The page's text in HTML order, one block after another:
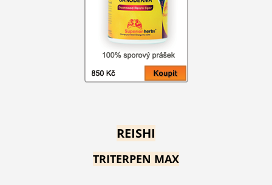
REISHI
TRITERPEN MAX